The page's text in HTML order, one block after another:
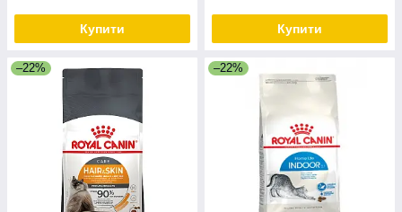
Купити Купити
–22% –22%